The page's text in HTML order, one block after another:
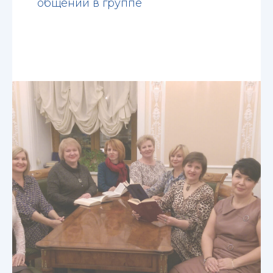
общении в группе